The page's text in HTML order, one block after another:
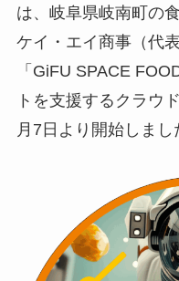
は、岐阜県岐南町の
ケイ・エイ商事（代
「GiFU SPACE
トを支援するクラウ
月7日より開始しまし